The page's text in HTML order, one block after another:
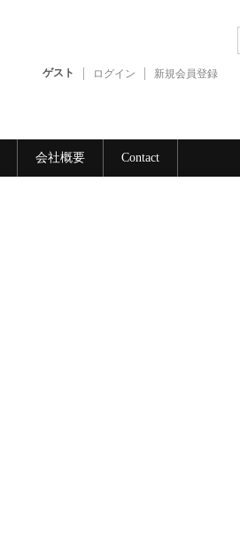
ゲスト ログイン 新規会員登録
会社概要 Contact